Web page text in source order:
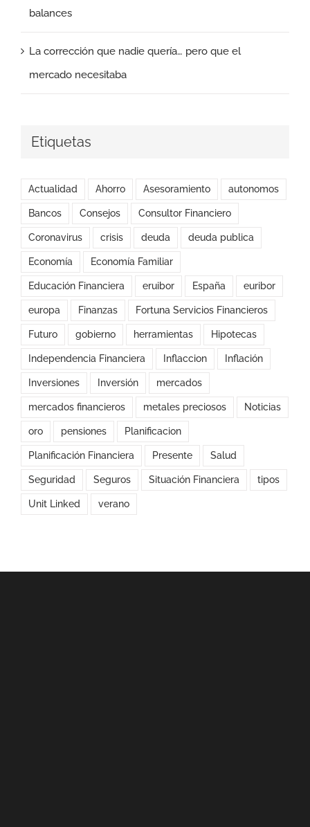
balances
La corrección que nadie quería… pero que el
mercado necesitaba
Etiquetas
Actualidad Ahorro Asesoramiento autonomos
Bancos Consejos Consultor Financiero
Coronavirus crisis deuda deuda publica
Economía Economía Familiar
Educación Financiera eruibor España euribor
europa Finanzas Fortuna Servicios Financieros
Futuro gobierno herramientas Hipotecas
Independencia Financiera Inflaccion Inflación
Inversiones Inversión mercados
mercados financieros metales preciosos Noticias
oro pensiones Planificacion
Planificación Financiera Presente Salud
Seguridad Seguros Situación Financiera tipos
Unit Linked verano